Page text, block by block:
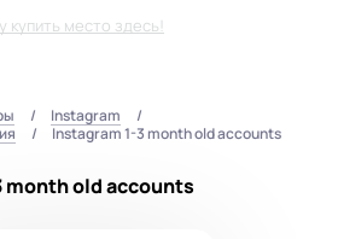
купить место здесь!
Instagram
Instagram 1-3 month old accounts
month old accounts